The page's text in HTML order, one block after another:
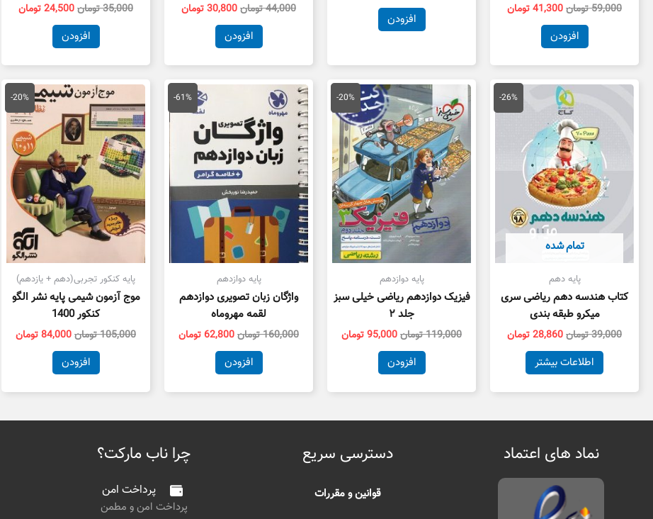
59,000تومان41,300تومان
افزودن
افزودن
44,000تومان30,800تومان
افزودن
35,000تومان24,500تومان
افزودن
-26%
تمام شده
پایه دهم
کتاب هندسه دهم ریاضی سری
میکرو طبقه بندی
39,000تومان
قیمت
اصلی
39,000 تومان
بود.
28,860تومان
قیمت
فعلی
28,860 تومان
اطلاعات بیشتر
-20%
پایه دوازدهم
فیزیک دوازدهم ریاضی خیلی سبز
جلد ۲
119,000تومان
قیمت
اصلی
119,000 تومان
بود.
95,000تومان
قیمت
فعلی
95,000 تومان
است.
افزودن
-61%
پایه دوازدهم
واژگان زبان تصویری دوازدهم
لقمه مهروماه
160,000تومان
قیمت
160,000 تومان
بود.
62,800 تومان
قیمت
فعلی
62,800 تومان
است.
افزودن
-20%
پایه کنکور تجربی(دهم + یازدهم)
موج آزمون شیمی پایه نشر الگو
کنکور 1400
105,000تومان
قیمت
اصلی
105,000 تومان
بود.
84,000تومان
قیمت
فعلی
است.
افزودن
نماد های اعتماد دسترسی سریع
قوانین و مقررات
چرا ناب مارکت؟
پرداخت امن
پرداخت امن و مطمن